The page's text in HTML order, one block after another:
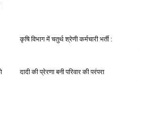
कृषि विभाग में चतुर्थ श्रेणी कर्मचारी भर्ती :
दादी की प्रेरणा बनी परिवार की परंपरा